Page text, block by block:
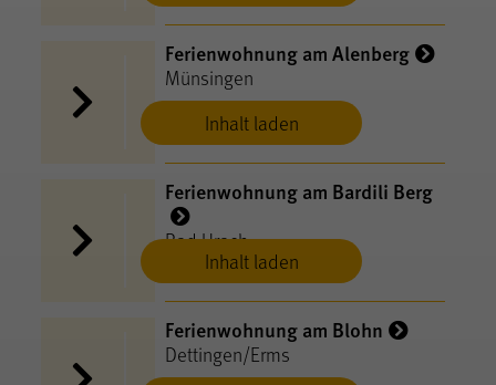
Inhalt laden
Ferienwohnung am Alenberg
Münsingen
Inhalt laden
Ferienwohnung am Bardili Berg
Bad Urach
Ferienwohnung am Blohn
Dettingen/Erms